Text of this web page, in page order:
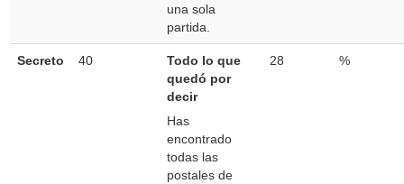
una sola
partida.
Secreto 40
Todo lo que
quedó por
decir
Has
encontrado
todas las
postales de
28 %